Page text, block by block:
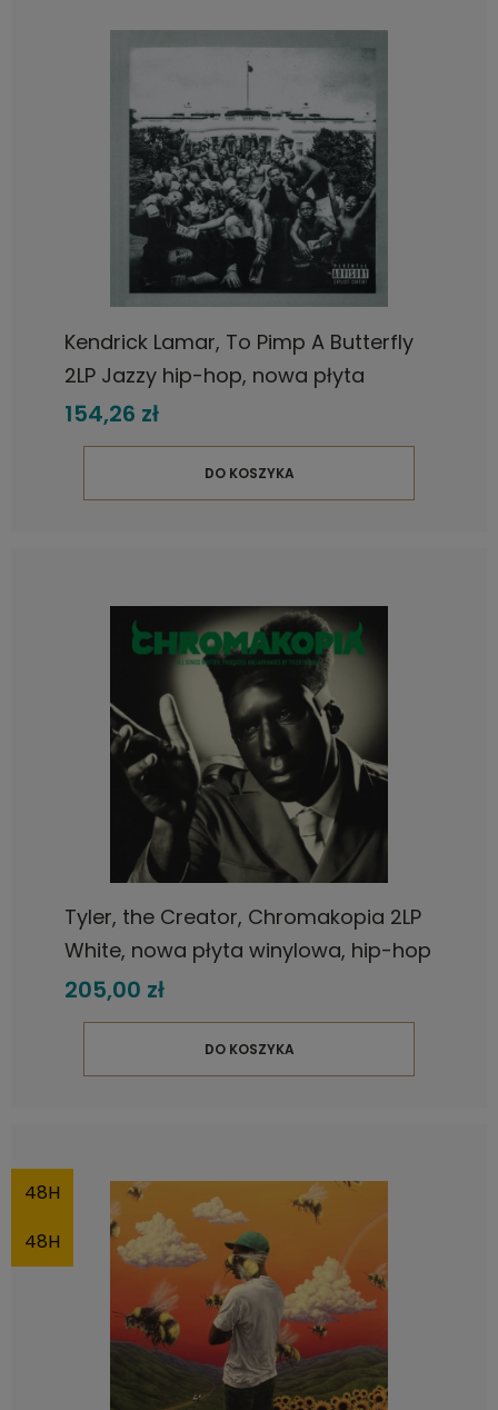
Kendrick Lamar, To Pimp A Butterfly
2LP Jazzy hip-hop, nowa płyta
winylowa
154,26 zł
DO KOSZYKA
Tyler, the Creator, Chromakopia 2LP
White, nowa płyta winylowa, hip-hop
205,00 zł
DO KOSZYKA
48H
48H